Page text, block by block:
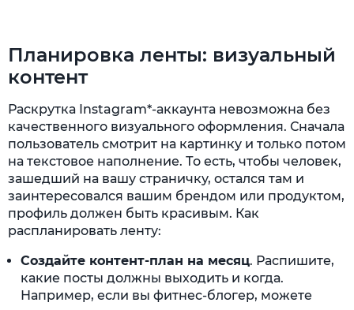
Планировка ленты: визуальный
контент
Раскрутка Instagram*-аккаунта невозможна без
качественного визуального оформления. Сначала
пользователь смотрит на картинку и только потом
на текстовое наполнение. То есть, чтобы человек,
зашедший на вашу страничку, остался там и
заинтересовался вашим брендом или продуктом,
профиль должен быть красивым. Как
распланировать ленту:
Создайте контент-план на месяц. Распишите,
какие посты должны выходить и когда.
Например, если вы фитнес-блогер, можете